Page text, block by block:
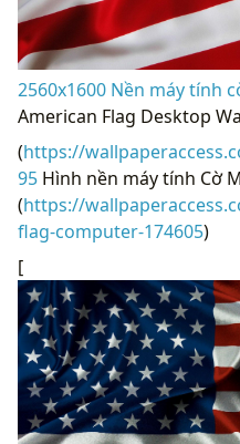
2560x1600 Nền máy tính
American Flag Desktop
(https://
95 Hình nền máy tính Cờ
(https://
flag-computer-174605)
[